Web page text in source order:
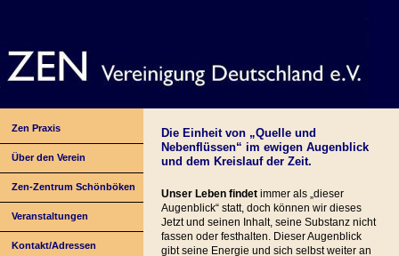
Zen Praxis
Über den Verein
Zen-Zentrum Schönböken
Veranstaltungen
Kontakt/Adressen
Die Einheit von „Quelle und
Nebenflüssen“ im ewigen Augenblick
und dem Kreislauf der Zeit.
Unser Leben findetimmer als „dieser
Augenblick“ statt, doch können wir dieses
Jetzt und seinen Inhalt, seine Substanz nicht
fassen oder festhalten. Dieser Augenblick
gibt seine Energie und sich selbst weiter an